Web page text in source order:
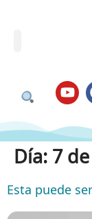
Día: 7
Esta puede